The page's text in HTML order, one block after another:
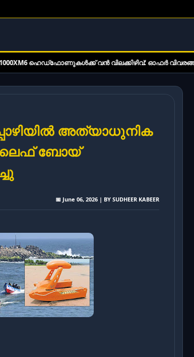
വൻ വിലക്കിഴിവ്: ഓഫർ വിവരങ്ങൾ ഇങ്ങനെ
അത്യാധുനിക
ലൈഫ് ബോയ്
📅 June 06, 2026 | BY SUDHEER KABEER